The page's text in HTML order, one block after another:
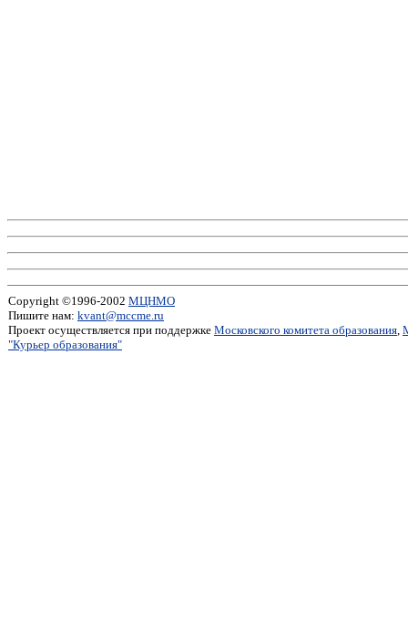
Copyright ©1996-2002 МЦНМО
Пишите нам: kvant@mccme.ru
Проект осуществляется при поддержке Московского комитета образования,
"Курьер образования"